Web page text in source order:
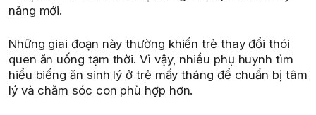
năng mới.
Những giai đoạn này thường khiến trẻ thay đổi thói
quen ăn uống tạm thời. Vì vậy, nhiều phụ huynh tìm
hiểu biếng ăn sinh lý ở trẻ mấy tháng để chuẩn bị tâm
lý và chăm sóc con phù hợp hơn.